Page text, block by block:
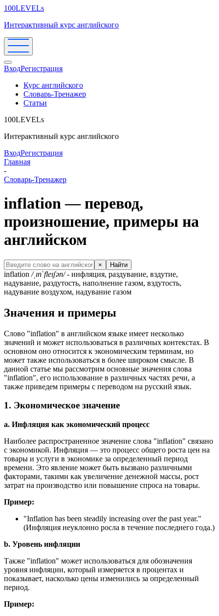
100LEVELs
Интерактивный курс английского
ВходРегистрация
Курс английского
Словарь-Тренажер
Статьи
100LEVELs
Интерактивный курс английского
ВходРегистрация
Главная
-
Словарь-Тренажер
inflation — перевод,
произношение, примеры на
английском
× Найти
inflation /ˌɪnˈfleɪʃən/- инфляция, раздувание, вздутие,
надувание, раздутость, наполнение газом, вздутость,
надувание воздухом, надувание газом
Значения и примеры
Слово "inflation" в английском языке имеет несколько
значений и может использоваться в различных контекстах. В
основном оно относится к экономическим терминам, но
может также использоваться в более широком смысле. В
данной статье мы рассмотрим основные значения слова
"inflation", его использование в различных частях речи, а
также приведем примеры с переводом на русский язык.
1. Экономическое значение
a. Инфляция как экономический процесс
Наиболее распространенное значение слова "inflation" связано
с экономикой. Инфляция — это процесс общего роста цен на
товары и услуги в экономике за определенный период
времени. Это явление может быть вызвано различными
факторами, такими как увеличение денежной массы, рост
затрат на производство или повышение спроса на товары.
Пример:
"Inflation has been steadily increasing over the past year."
(Инфляция неуклонно росла в течение последнего года.)
b. Уровень инфляции
Также "inflation" может использоваться для обозначения
уровня инфляции, который измеряется в процентах и
показывает, насколько цены изменились за определенный
период.
Пример: